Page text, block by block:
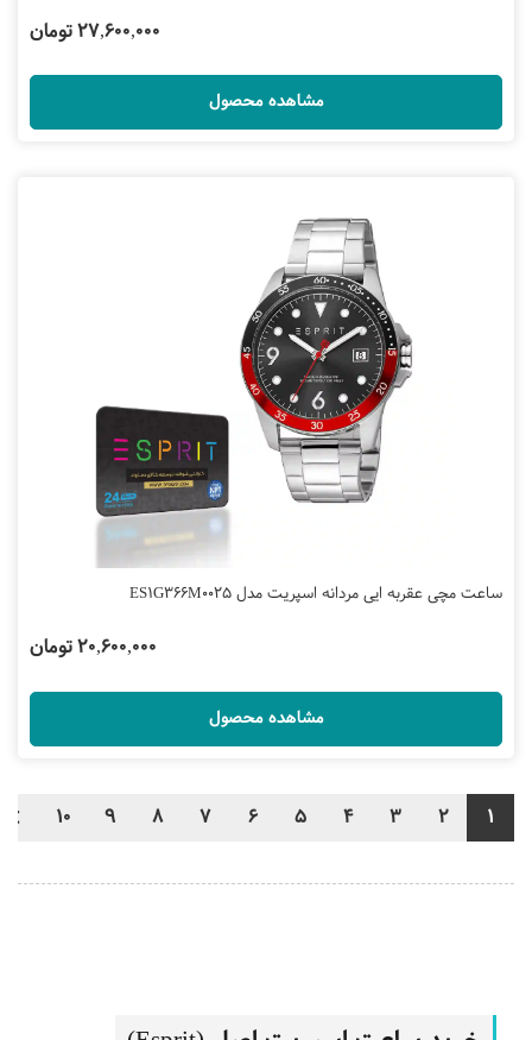
27,600,000 تومان
مشاهده محصول
ساعت مچی عقربه ایی مردانه اسپریت مدل ES1G366M0025
20,600,000 تومان
مشاهده محصول
1
2
3
4
5
6
7
8
9
10